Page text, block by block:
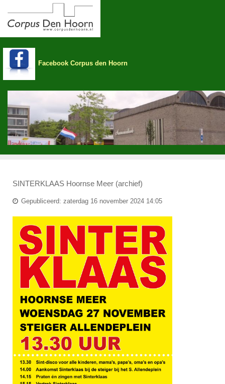
Facebook Corpus den Hoorn
SINTERKLAAS Hoornse Meer (archief)
Gepubliceerd: zaterdag 16 november 2024 14:05